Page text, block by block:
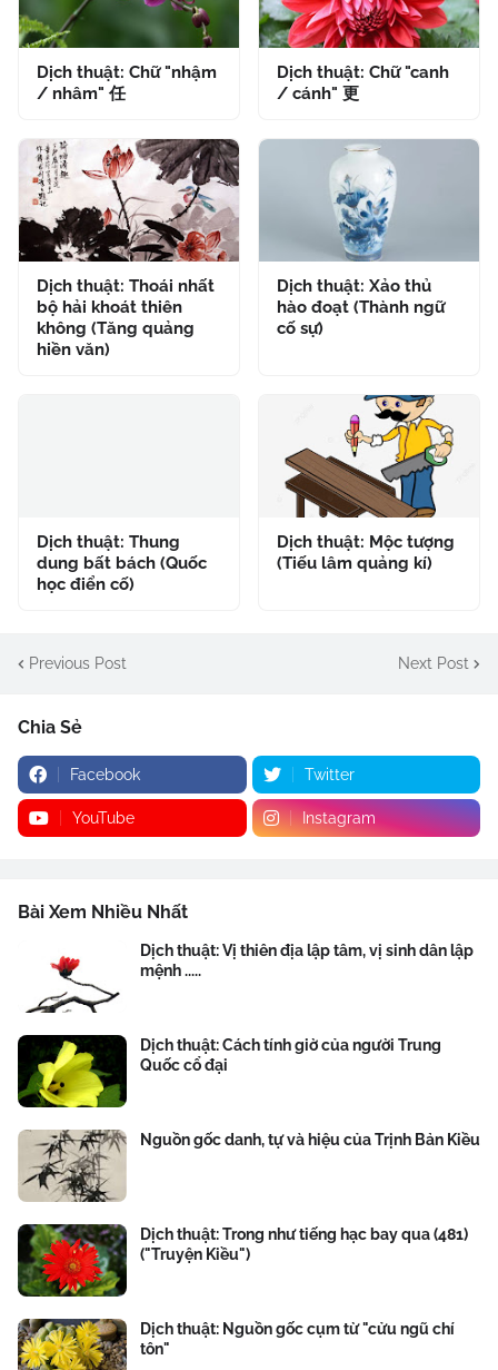
Dịch thuật: Chữ "nhậm
/ nhâm" 任
Dịch thuật: Chữ "canh
/ cánh" 更
Dịch thuật: Thoái nhất
bộ hải khoát thiên
không (Tăng quảng
hiền văn)
Dịch thuật: Xảo thủ
hào đoạt (Thành ngữ
cố sự)
Dịch thuật: Thung
dung bất bách (Quốc
học điển cố)
Dịch thuật: Mộc tượng
(Tiếu lâm quảng kí)
Previous Post Next Post
Chia Sẻ
Facebook Twitter
YouTube Instagram
Bài Xem Nhiều Nhất
Dịch thuật: Vị thiên địa lập tâm, vị sinh dân lập
mệnh .....
Dịch thuật: Cách tính giờ của người Trung
Quốc cổ đại
Nguồn gốc danh, tự và hiệu của Trịnh Bản Kiều
Dịch thuật: Trong như tiếng hạc bay qua (481)
("Truyện Kiều")
Dịch thuật: Nguồn gốc cụm từ "cửu ngũ chí
tôn"